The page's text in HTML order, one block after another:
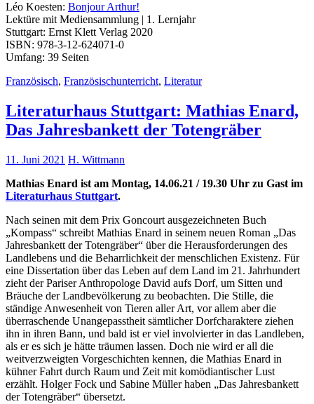
Léo Koesten: Bonjour Arthur!
Lektüre mit Mediensammlung | 1. Lernjahr
Stuttgart: Ernst Klett Verlag 2020
ISBN: 978-3-12-624071-0
Umfang: 39 Seiten
Französisch, Französischunterricht, Literatur
Literaturhaus Stuttgart: Mathias Enard,
Das Jahresbankett der Totengräber
11. Juni 2021 H. Wittmann
Mathias Enard ist am Montag, 14.06.21 / 19.30 Uhr zu Gast im
Literaturhaus Stuttgart.
Nach seinen mit dem Prix Goncourt ausgezeichneten Buch
„Kompass“ schreibt Mathias Enard in seinem neuen Roman „Das
Jahresbankett der Totengräber“ über die Herausforderungen des
Landlebens und die Beharrlichkeit der menschlichen Existenz. Für
eine Dissertation über das Leben auf dem Land im 21. Jahrhundert
zieht der Pariser Anthropologe David aufs Dorf, um Sitten und
Bräuche der Landbevölkerung zu beobachten. Die Stille, die
ständige Anwesenheit von Tieren aller Art, vor allem aber die
überraschende Unangepasstheit sämtlicher Dorfcharaktere ziehen
ihn in ihren Bann, und bald ist er viel involvierter in das Landleben,
als er es sich je hätte träumen lassen. Doch nie wird er all die
weitverzweigten Vorgeschichten kennen, die Mathias Enard in
kühner Fahrt durch Raum und Zeit mit komödiantischer Lust
erzählt. Holger Fock und Sabine Müller haben „Das Jahresbankett
der Totengräber“ übersetzt.